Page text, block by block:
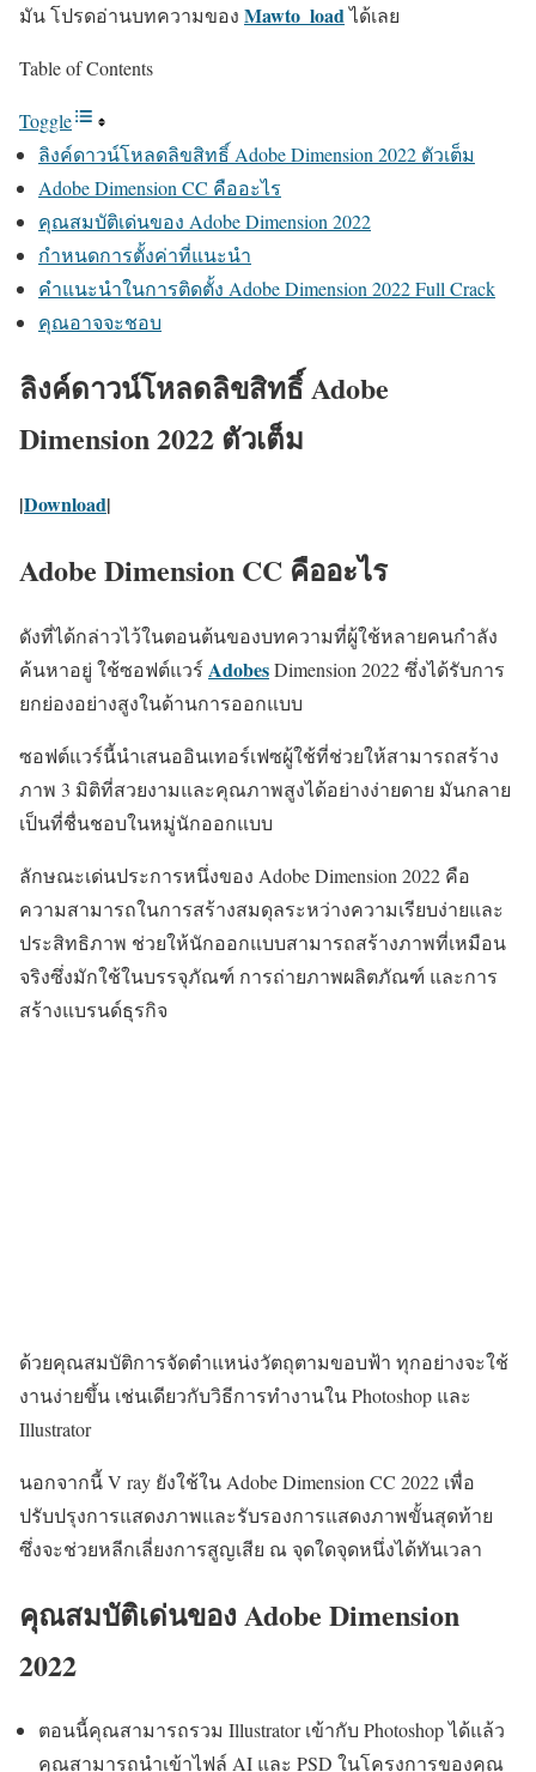
มัน โปรดอ่านบทความของ Mawto_loadได้เลย
Table of Contents
Toggle
ลิงค์ดาวน์โหลดลิขสิทธิ์ Adobe Dimension 2022 ตัวเต็ม
Adobe Dimension CC คืออะไร
คุณสมบัติเด่นของ Adobe Dimension 2022
กำหนดการตั้งค่าที่แนะนำ
คำแนะนำในการติดตั้ง Adobe Dimension 2022 Full Crack
คุณอาจจะชอบ
ลิงค์ดาวน์โหลดลิขสิทธิ์ Adobe
Dimension 2022 ตัวเต็ม
|Download|
Adobe Dimension CC คืออะไร
ดังที่ได้กล่าวไว้ในตอนต้นของบทความที่ผู้ใช้หลายคนกำลัง
ค้นหาอยู่ ใช้ซอฟต์แวร์ AdobesDimension 2022 ซึ่งได้รับการ
ยกย่องอย่างสูงในด้านการออกแบบ
ซอฟต์แวร์นี้นำเสนออินเทอร์เฟซผู้ใช้ที่ช่วยให้สามารถสร้าง
ภาพ 3 มิติที่สวยงามและคุณภาพสูงได้อย่างง่ายดาย มันกลาย
เป็นที่ชื่นชอบในหมู่นักออกแบบ
ลักษณะเด่นประการหนึ่งของ Adobe Dimension 2022 คือ
ความสามารถในการสร้างสมดุลระหว่างความเรียบง่ายและ
ประสิทธิภาพ ช่วยให้นักออกแบบสามารถสร้างภาพที่เหมือน
จริงซึ่งมักใช้ในบรรจุภัณฑ์ การถ่ายภาพผลิตภัณฑ์ และการ
สร้างแบรนด์ธุรกิจ
ด้วยคุณสมบัติการจัดตำแหน่งวัตถุตามขอบฟ้า ทุกอย่างจะใช้
งานง่ายขึ้น เช่นเดียวกับวิธีการทำงานใน Photoshop และ
Illustrator
นอกจากนี้ V ray ยังใช้ใน Adobe Dimension CC 2022 เพื่อ
ปรับปรุงการแสดงภาพและรับรองการแสดงภาพขั้นสุดท้าย
ซึ่งจะช่วยหลีกเลี่ยงการสูญเสีย ณ จุดใดจุดหนึ่งได้ทันเวลา
คุณสมบัติเด่นของ Adobe Dimension
2022
ตอนนี้คุณสามารถรวม Illustrator เข้ากับ Photoshop ได้แล้ว
คุณสามารถนำเข้าไฟล์ AI และ PSD ในโครงการของคุณ